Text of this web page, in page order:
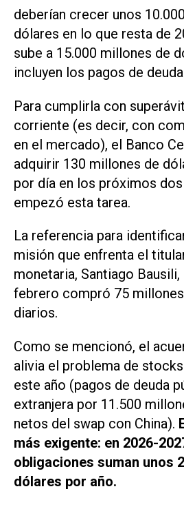
deberían crecer unos
dólares en lo que resta de
sube a 15.000 millones de
incluyen los pagos de
Para cumplirla con
corriente (es decir, con
en el mercado), el Banco
adquirir 130 millones de
por día en los próximos
empezó esta tarea.
La referencia para
misión que enfrenta el
monetaria, Santiago Bausili,
febrero compró 75
diarios.
Como se mencionó, el
alivia el problema de
este año (pagos de deuda
extranjera por 11.500
netos del swap con China).
más exigente: en 2026-
obligaciones suman unos
dólares por año.